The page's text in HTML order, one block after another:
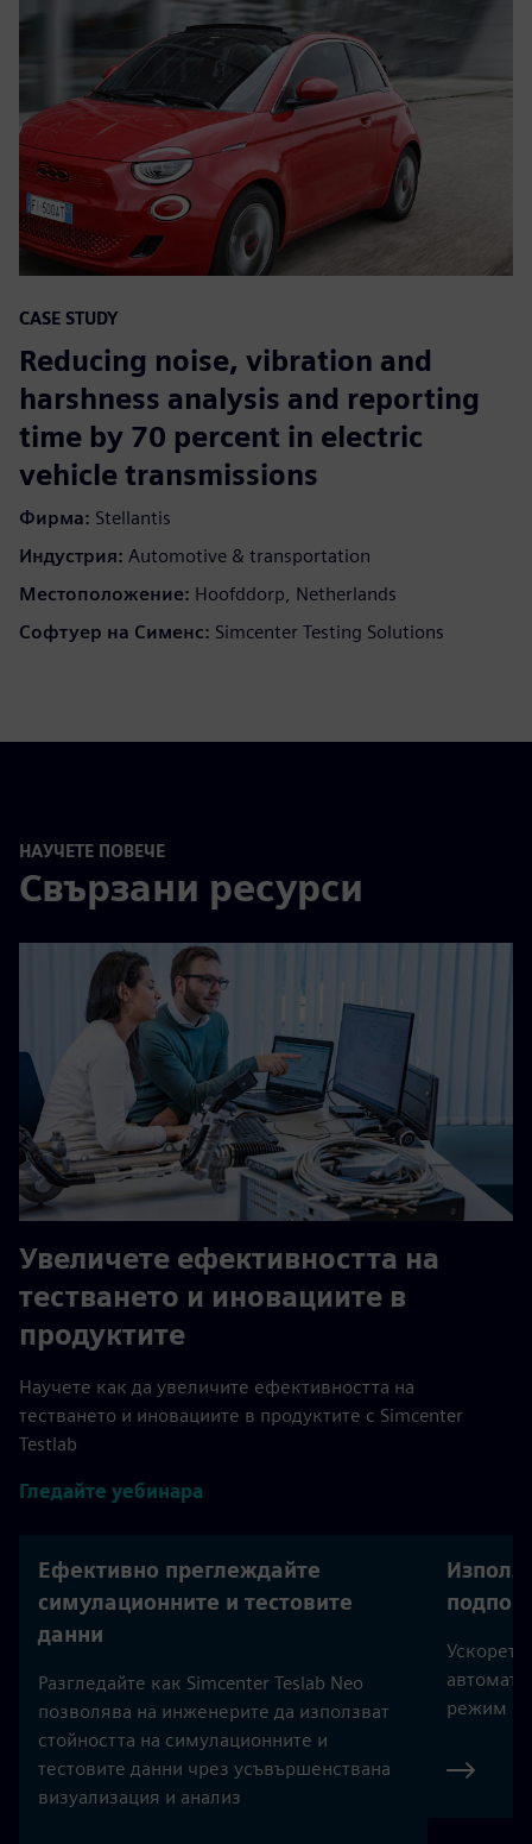
CASE STUDY
Reducing noise, vibration and
harshness analysis and reporting
time by 70 percent in electric
vehicle transmissions
Фирма: Stellantis
Индустрия: Automotive & transportation
Местоположение: Hoofddorp, Netherlands
Софтуер на Сименс: Simcenter Testing Solutions
НАУЧЕТЕ ПОВЕЧЕ
Свързани ресурси
Увеличете ефективността на
тестването и иновациите в
продуктите
Научете как да увеличите ефективността на
тестването и иновациите в продуктите с Simcenter
Testlab
Гледайте уебинара
Ефективно преглеждайте
симулационните и тестовите
данни
Разгледайте как Simcenter Teslab Neo
позволява на инженерите да използват
стойността на симулационните и
тестовите данни чрез усъвършенствана
визуализация и анализ
Ускорете
режим и